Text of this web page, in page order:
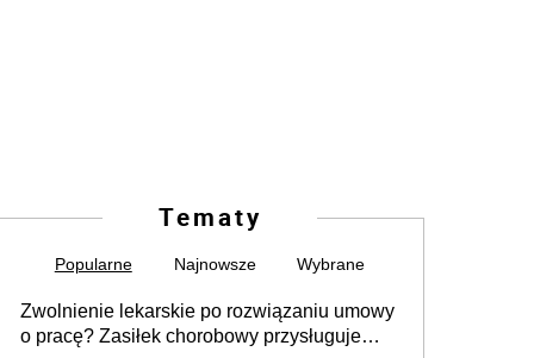
Tematy
Popularne Najnowsze Wybrane
Zwolnienie lekarskie po rozwiązaniu umowy
o pracę? Zasiłek chorobowy przysługuje